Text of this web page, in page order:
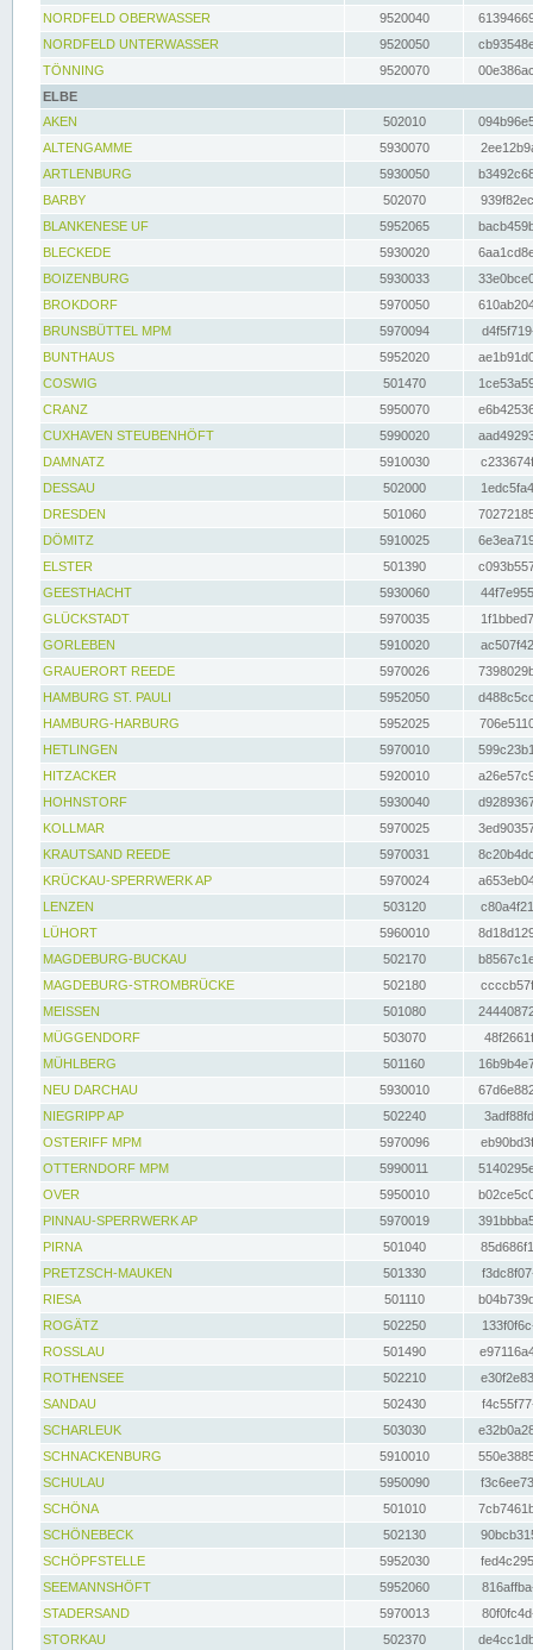
NORDFELD OBERWASSER
9520040
NORDFELD UNTERWASSER
9520050
TÖNNING
9520070
ELBE
AKEN
502010
ALTENGAMME
5930070
ARTLENBURG
5930050
BARBY
502070
BLANKENESE UF
5952065
BLECKEDE
5930020
BOIZENBURG
5930033
BROKDORF
5970050
BRUNSBÜTTEL MPM
5970094
BUNTHAUS
5952020
COSWIG
501470
CRANZ
5950070
CUXHAVEN STEUBENHÖFT
5990020
DAMNATZ
5910030
DESSAU
502000
DRESDEN
501060
DÖMITZ
5910025
ELSTER
501390
GEESTHACHT
5930060
GLÜCKSTADT
5970035
GORLEBEN
5910020
GRAUERORT REEDE
5970026
HAMBURG ST. PAULI
5952050
HAMBURG-HARBURG
5952025
HETLINGEN
5970010
HITZACKER
5920010
HOHNSTORF
5930040
KOLLMAR
5970025
KRAUTSAND REEDE
5970031
KRÜCKAU-SPERRWERK AP
5970024
LENZEN
503120
LÜHORT
5960010
MAGDEBURG-BUCKAU
502170
MAGDEBURG-STROMBRÜCKE
502180
MEISSEN
501080
MÜGGENDORF
503070
MÜHLBERG
501160
NEU DARCHAU
5930010
NIEGRIPP AP
502240
OSTERIFF MPM
5970096
OTTERNDORF MPM
5990011
OVER
5950010
PINNAU-SPERRWERK AP
5970019
PIRNA
501040
PRETZSCH-MAUKEN
501330
RIESA
501110
ROGÄTZ
502250
ROSSLAU
501490
ROTHENSEE
502210
SANDAU
502430
SCHARLEUK
503030
SCHNACKENBURG
5910010
SCHULAU
5950090
SCHÖNA
501010
SCHÖNEBECK
502130
SCHÖPFSTELLE
5952030
SEEMANNSHÖFT
5952060
STADERSAND
5970013
STORKAU
502370